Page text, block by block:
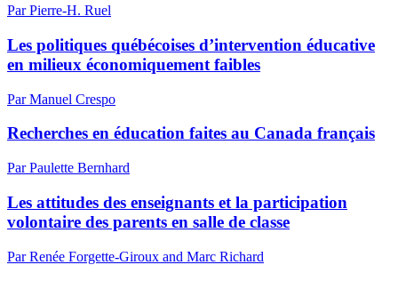
Par Pierre-H. Ruel
Les politiques québécoises d’intervention éducative
en milieux économiquement faibles
Par Manuel Crespo
Recherches en éducation faites au Canada français
Par Paulette Bernhard
Les attitudes des enseignants et la participation
volontaire des parents en salle de classe
Par Renée Forgette-Giroux and Marc Richard